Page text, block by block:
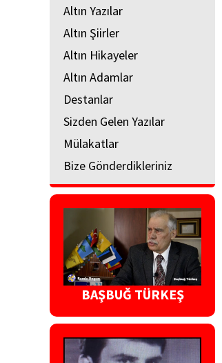
Altın Yazılar
Altın Şiirler
Altın Hikayeler
Altın Adamlar
Destanlar
Sizden Gelen Yazılar
Mülakatlar
Bize Gönderdikleriniz
BAŞBUĞ TÜRKEŞ